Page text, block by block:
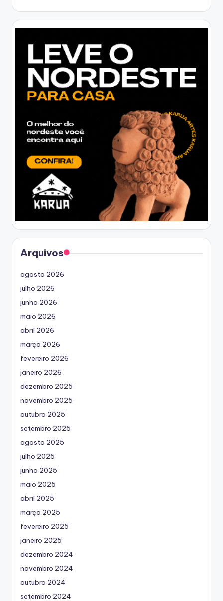
Arquivos
agosto 2026
julho 2026
junho 2026
maio 2026
abril 2026
março 2026
fevereiro 2026
janeiro 2026
dezembro 2025
novembro 2025
outubro 2025
setembro 2025
agosto 2025
julho 2025
junho 2025
maio 2025
abril 2025
março 2025
fevereiro 2025
janeiro 2025
dezembro 2024
novembro 2024
outubro 2024
setembro 2024